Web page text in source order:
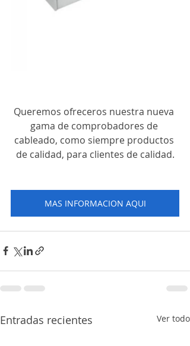
Queremos ofreceros nuestra nueva
gama de comprobadores de
cableado, como siempre productos
de calidad, para clientes de calidad.
MAS INFORMACION AQUI
Entradas recientes Ver todo